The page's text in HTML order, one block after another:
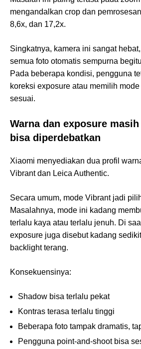
mengandalkan crop dan
8,6x, dan 17,2x.
Singkatnya, kamera ini sangat
semua foto otomatis sempurna
Pada beberapa kondisi, pengguna
koreksi exposure atau memilih
sesuai.
Warna dan exposure
bisa diperdebatkan
Xiaomi menyediakan dua profil
Vibrant dan Leica Authentic.
Secara umum, mode Vibrant jadi
Masalahnya, mode ini kadang
terlalu kaya atau terlalu jenuh. Di
exposure juga disebut kadang
backlight terang.
Konsekuensinya:
Shadow bisa terlalu pekat
Kontras terasa terlalu tinggi
Beberapa foto tampak dramatis,
Pengguna point-and-shoot bisa